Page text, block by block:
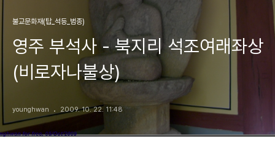
불교문화재(탑_석등_범종)
영주 부석사 - 북지리 석조여래좌상
(비로자나불상)
younghwan 2009. 10. 22. 11:48